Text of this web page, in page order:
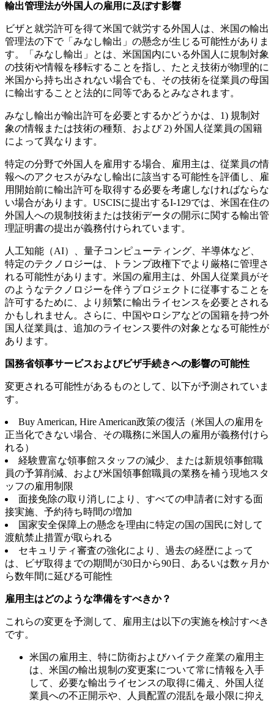
輸出管理法が外国人の雇用に及ぼす影響
ビザと就労許可を得て米国で就労する外国人は、米国の輸出
管理法の下で「みなし輸出」の懸念が生じる可能性がありま
す。「みなし輸出」とは、米国国内にいる外国人に規制対象
の技術や情報を移転することを指し、たとえ技術が物理的に
米国から持ち出されない場合でも、その技術を従業員の母国
に輸出することと法的に同等であるとみなされます。
みなし輸出が輸出許可を必要とするかどうかは、1) 規制対
象の情報または技術の種類、および 2) 外国人従業員の国籍
によって異なります。
特定の分野で外国人を雇用する場合、雇用主は、従業員の情
報へのアクセスがみなし輸出に該当する可能性を評価し、雇
用開始前に輸出許可を取得する必要を考慮しなければならな
い場合があります。USCISに提出するI-129では、米国在住の
外国人への規制技術または技術データの開示に関する輸出管
理証明書の提出が義務付けられています。
人工知能（AI）、量子コンピューティング、半導体など、
特定のテクノロジーは、トランプ政権下でより厳格に管理さ
れる可能性があります。米国の雇用主は、外国人従業員がそ
のようなテクノロジーを伴うプロジェクトに従事することを
許可するために、より頻繁に輸出ライセンスを必要とされる
かもしれません。さらに、中国やロシアなどの国籍を持つ外
国人従業員は、追加のライセンス要件の対象となる可能性が
あります。
国務省領事サービスおよびビザ手続きへの影響の可能性
変更される可能性があるものとして、以下が予測されていま
す。
Buy American, Hire American政策の復活（米国人の雇用を
正当化できない場合、その職務に米国人の雇用が義務付けら
れる）
経験豊富な領事館スタッフの減少、または新規領事館職
員の予算削減、および米国領事館職員の業務を補う現地スタ
ッフの雇用制限
面接免除の取り消しにより、すべての申請者に対する面
接実施、予約待ち時間の増加
国家安全保障上の懸念を理由に特定の国の国民に対して
渡航禁止措置が取られる
セキュリティ審査の強化により、過去の経歴によって
は、ビザ取得までの期間が30日から90日、あるいは数ヶ月か
ら数年間に延びる可能性
雇用主はどのような準備をすべきか？
これらの変更を予測して、雇用主は以下の実施を検討すべき
です。
米国の雇用主、特に防衛およびハイテク産業の雇用主
は、米国の輸出規制の変更案について常に情報を入手
して、必要な輸出ライセンスの取得に備え、外国人従
業員への不正開示や、人員配置の混乱を最小限に抑え